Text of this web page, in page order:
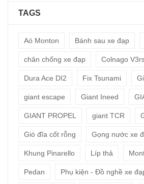
TAGS
Aó Monton Bánh sau xe đạp
chân chống xe đạp Colnago
Dura Ace DI2 Fix Tsunami
giant escape Giant Ineed
GIANT PROPEL giant TCR
Giò đĩa cốt rỗng Gọng nước xe
Khung Pinarello Líp thả
Pedan Phụ kiện - Đồ nghề xe